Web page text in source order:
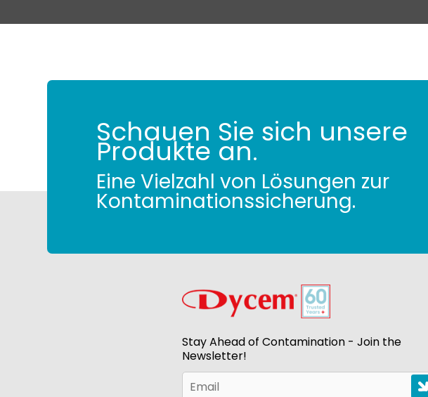
Schauen Sie sich unsere
Produkte an.
Eine Vielzahl von Lösungen zur
Kontaminationssicherung.
Stay Ahead of Contamination - Join the
Newsletter!